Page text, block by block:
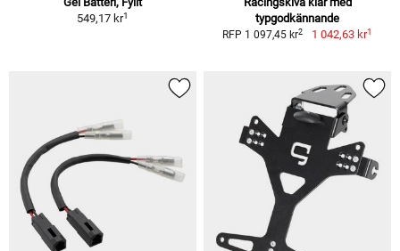
549,17 kr1
typgodkännande
RFP 1 097,45 kr2 1 042,63 kr1